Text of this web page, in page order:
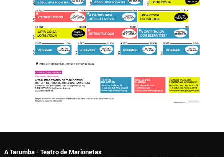
A Tarumba - Teatro de Marionetas